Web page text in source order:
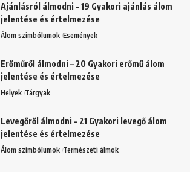
Ajánlásról álmodni – 19 Gyakori ajánlás álom
jelentése és értelmezése
Álom szimbólumok Események
Erőműről álmodni – 20 Gyakori erőmű álom
jelentése és értelmezése
Helyek Tárgyak
Levegőről álmodni – 21 Gyakori levegő álom
jelentése és értelmezése
Álom szimbólumok Természeti álmok